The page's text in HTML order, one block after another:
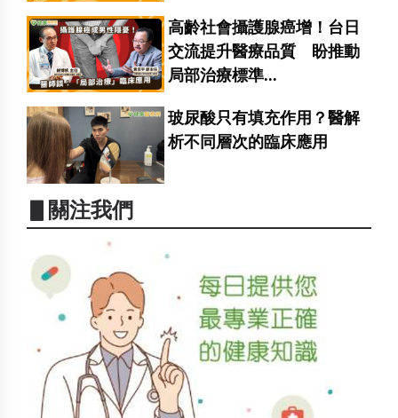
高齡社會攝護腺癌增！台日
交流提升醫療品質 盼推動
局部治療標準...
玻尿酸只有填充作用？醫解
析不同層次的臨床應用
▋關注我們